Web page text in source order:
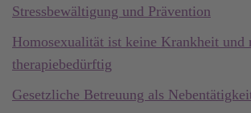
Stressbewältigung und Prävention
Homosexualität ist keine Krankheit und
therapiebedürftig
Gesetzliche Betreuung als